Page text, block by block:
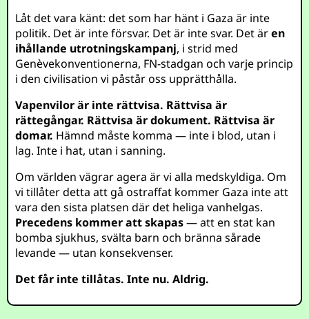
Låt det vara känt: det som har hänt i Gaza är inte
politik. Det är inte försvar. Det är inte svar. Det ären
ihållande utrotningskampanj, i strid med
Genèvekonventionerna, FN-stadgan och varje princip
i den civilisation vi påstår oss upprätthålla.
Vapenvilor är inte rättvisa. Rättvisa är
rättegångar. Rättvisa är dokument. Rättvisa är
domar. Hämnd måste komma — inte i blod, utan i
lag. Inte i hat, utan i sanning.
Om världen vägrar agera är vi alla medskyldiga. Om
vi tillåter detta att gå ostraffat kommer Gaza inte att
vara den sista platsen där det heliga vanhelgas.
Precedens kommer att skapas— att en stat kan
bomba sjukhus, svälta barn och bränna sårade
levande — utan konsekvenser.
Det får inte tillåtas. Inte nu. Aldrig.